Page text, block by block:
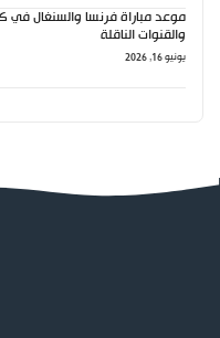
والقنوات الناقلة
يونيو 16, 2026